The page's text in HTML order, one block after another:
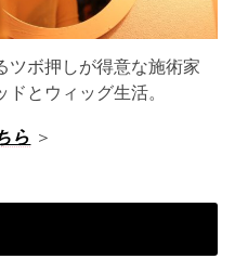
ツボ押しが得意な施術家
とウィッグ生活。
ら ＞